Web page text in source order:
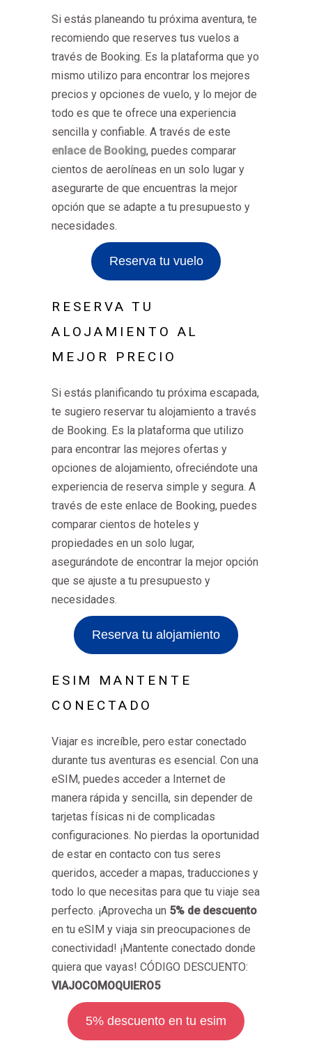
Si estás planeando tu próxima aventura, te
recomiendo que reserves tus vuelos a
través de Booking. Es la plataforma que yo
mismo utilizo para encontrar los mejores
precios y opciones de vuelo, y lo mejor de
todo es que te ofrece una experiencia
sencilla y confiable. A través de este
enlace de Booking, puedes comparar
cientos de aerolíneas en un solo lugar y
asegurarte de que encuentras la mejor
opción que se adapte a tu presupuesto y
necesidades.
Reserva tu vuelo
RESERVA TU
ALOJAMIENTO AL
MEJOR PRECIO
Si estás planificando tu próxima escapada,
te sugiero reservar tu alojamiento a través
de Booking. Es la plataforma que utilizo
para encontrar las mejores ofertas y
opciones de alojamiento, ofreciéndote una
experiencia de reserva simple y segura. A
través de este enlace de Booking, puedes
comparar cientos de hoteles y
propiedades en un solo lugar,
asegurándote de encontrar la mejor opción
que se ajuste a tu presupuesto y
necesidades.
Reserva tu alojamiento
ESIM MANTENTE
CONECTADO
Viajar es increíble, pero estar conectado
durante tus aventuras es esencial. Con una
eSIM, puedes acceder a Internet de
manera rápida y sencilla, sin depender de
tarjetas físicas ni de complicadas
configuraciones. No pierdas la oportunidad
de estar en contacto con tus seres
queridos, acceder a mapas, traducciones y
todo lo que necesitas para que tu viaje sea
perfecto. ¡Aprovecha un 5% de descuento
en tu eSIM y viaja sin preocupaciones de
conectividad! ¡Mantente conectado donde
quiera que vayas! CÓDIGO DESCUENTO:
VIAJOCOMOQUIERO5
5% descuento en tu esim